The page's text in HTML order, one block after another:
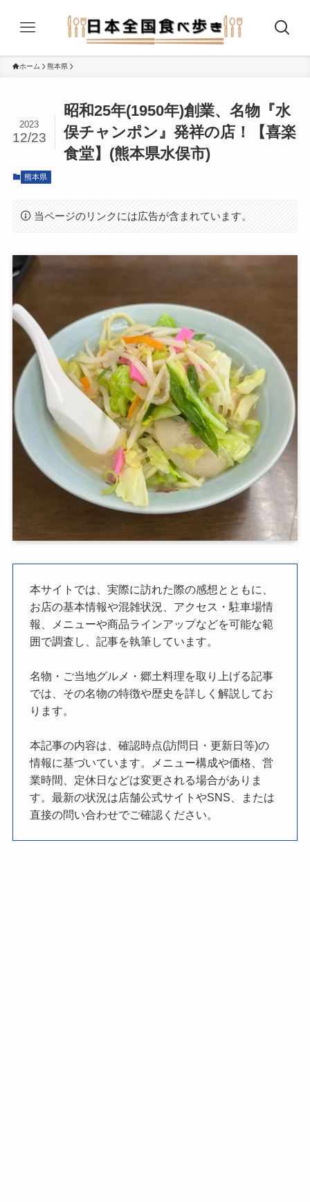
ホーム 熊本県
昭和25年(1950年)創業、名物『水
俣チャンポン』発祥の店！【喜楽
食堂】(熊本県水俣市)
2023
12/23
熊本県
当ページのリンクには広告が含まれています。
本サイトでは、実際に訪れた際の感想とともに、
お店の基本情報や混雑状況、アクセス・駐車場情
報、メニューや商品ラインアップなどを可能な範
囲で調査し、記事を執筆しています。
名物・ご当地グルメ・郷土料理を取り上げる記事
では、その名物の特徴や歴史を詳しく解説してお
ります。
本記事の内容は、確認時点(訪問日・更新日等)の
情報に基づいています。メニュー構成や価格、営
業時間、定休日などは変更される場合がありま
す。最新の状況は店舗公式サイトやSNS、または
直接の問い合わせでご確認ください。